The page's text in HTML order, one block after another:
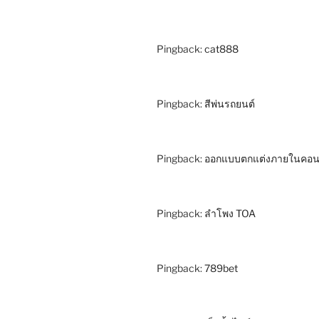
Pingback:cat888
Pingback: สีพ่นรถยนต์
Pingback: ออกแบบตกแต่งภายในคอ
Pingback: ลำโพง TOA
Pingback:789bet